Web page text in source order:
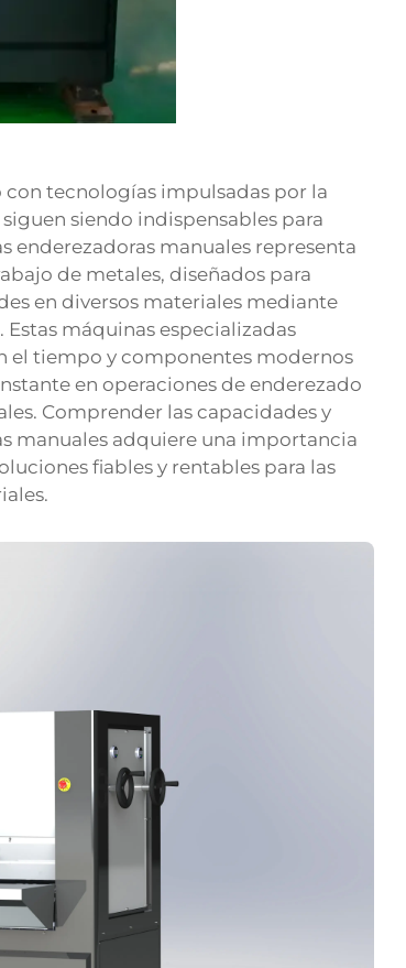
tecnologías impulsadas por la
siendo indispensables para
enderezadoras manuales representa
de metales, diseñados para
en diversos materiales mediante
máquinas especializadas
tiempo y componentes modernos
en operaciones de enderezado
Comprender las capacidades y
manuales adquiere una importancia
fiables y rentables para las